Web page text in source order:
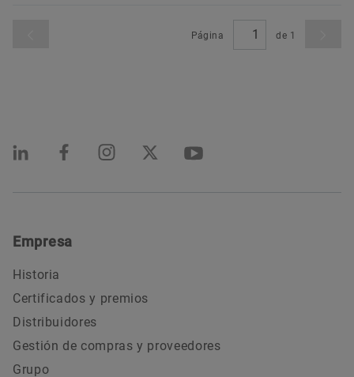
Página de 1
Empresa
Historia
Certificados y premios
Distribuidores
Gestión de compras y proveedores
Grupo